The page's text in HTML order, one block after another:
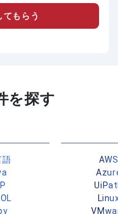
もらう
を探す
語
AWS